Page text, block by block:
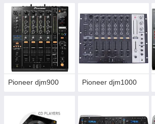
Pioneer djm900 Pioneer djm1000